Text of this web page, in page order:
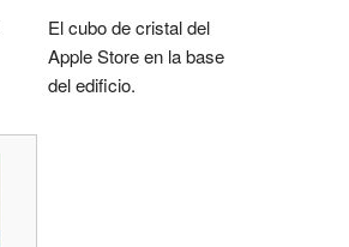
El cubo de cristal del
Apple Store en la base
del edificio.